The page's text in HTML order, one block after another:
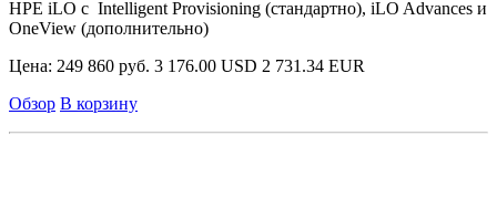
HPE iLO с Intelligent Provisioning (стандартно), iLO Advances и
OneView (дополнительно)
Цена: 249 860 руб. 3 176.00 USD 2 731.34 EUR
Обзор В корзину